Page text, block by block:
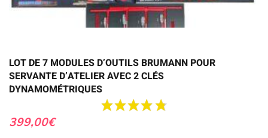
LOT DE 7 MODULES D’OUTILS BRUMANN POUR
SERVANTE D’ATELIER AVEC 2 CLÉS
DYNAMOMÉTRIQUES
399,00€